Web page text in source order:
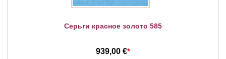
Серьги красное золото 585
939,00 €*